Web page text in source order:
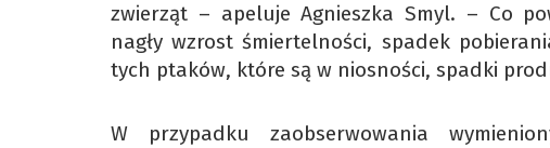
zwierząt – apeluje Agnieszka Smyl. – Co
nagły wzrost śmiertelności, spadek
tych ptaków, które są w niosności, spadki
W przypadku zaobserwowania